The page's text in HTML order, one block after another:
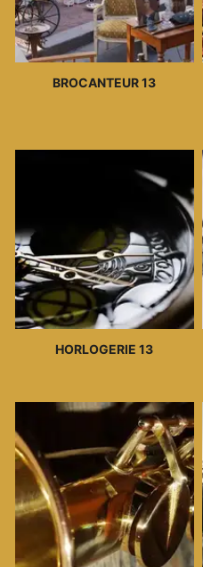
BROCANTEUR 13
HORLOGERIE 13